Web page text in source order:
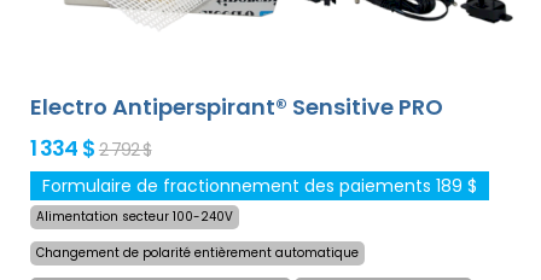
votre langue.
Electro Antiperspirant® Sensitive PRO
1 334 $ 2 792 $
Formulaire de fractionnement des paiements 189 $
Alimentation secteur 100-240V
Changement de polarité entièrement automatique